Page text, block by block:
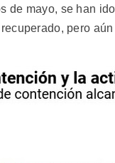
de mayo, se han
pero